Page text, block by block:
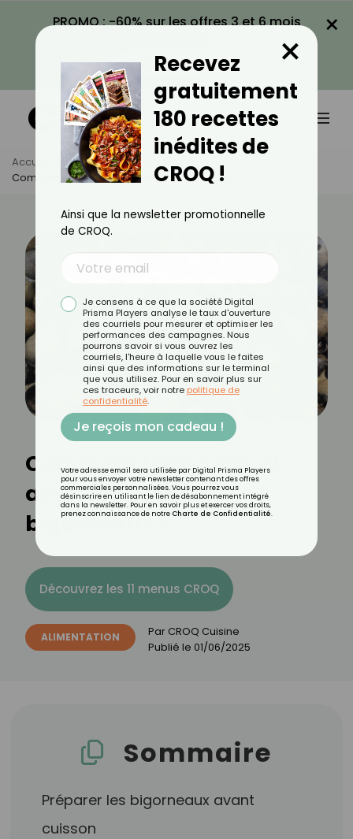
PROMO : -60% sur les offres 3 et 6 mois
VOIR LA PROMO
×
Accueil Actus
Alimentation
Comment Faire Cuire Et Assaisonner Des Bigorneaux ?
Comment faire cuire et
assaisonner des
bigorneaux ?
Découvrez les 11 menus CROQ
ALIMENTATION Par CROQ Cuisine
Publié le 01/06/2025
Sommaire
Préparer les bigorneaux avant
cuisson
Recevez
gratuitement
180 recettes
inédites de
CROQ !
×
Ainsi que la newsletter promotionnelle
de CROQ.
Je consens à ce que la société Digital
Prisma Players analyse le taux d'ouverture
des courriels pour mesurer et optimiser les
performances des campagnes. Nous
pourrons savoir si vous ouvrez les
courriels, l'heure à laquelle vous le faites
ainsi que des informations sur le terminal
que vous utilisez. Pour en savoir plus sur
ces traceurs, voir notre politique de
confidentialité.
Je reçois mon cadeau !
Votre adresse email sera utilisée par Digital Prisma Players
pour vous envoyer votre newsletter contenant des offres
commerciales personnalisées. Vous pourrez vous
désinscrire en utilisant le lien de désabonnement intégré
dans la newsletter. Pour en savoir plus et exercer vos droits,
prenez connaissance de notre Charte de Confidentialité.